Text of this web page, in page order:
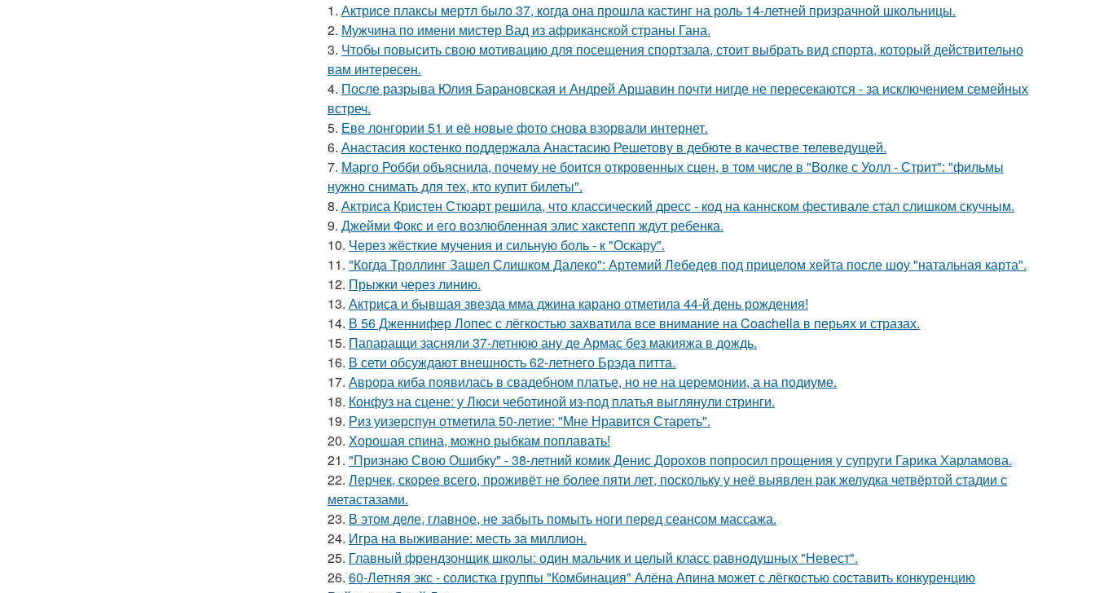
1. Актрисе плаксы мертл было 37, когда она прошла кастинг на роль 14-летней призрачной школьницы.
2. Мужчина по имени мистер Вад из африканской страны Гана.
3. Чтобы повысить свою мотивацию для посещения спортзала, стоит выбрать вид спорта, который действительно
вам интересен.
4. После разрыва Юлия Барановская и Андрей Аршавин почти нигде не пересекаются - за исключением семейных
встреч.
5. Еве лонгории 51 и её новые фото снова взорвали интернет.
6. Анастасия костенко поддержала Анастасию Решетову в дебюте в качестве телеведущей.
7. Марго Робби объяснила, почему не боится откровенных сцен, в том числе в "Волке с Уолл - Стрит": "фильмы
нужно снимать для тех, кто купит билеты".
8. Актриса Кристен Стюарт решила, что классический дресс - код на каннском фестивале стал слишком скучным.
9. Джейми Фокс и его возлюбленная элис хакстепп ждут ребенка.
10. Через жёсткие мучения и сильную боль - к "Оскару".
11. "Когда Троллинг Зашел Слишком Далеко": Артемий Лебедев под прицелом хейта после шоу "натальная карта".
12. Прыжки через линию.
13. Актриса и бывшая звезда мма джина карано отметила 44-й день рождения!
14. В 56 Дженнифер Лопес с лёгкостью захватила все внимание на Coachella в перьях и стразах.
15. Папарацци засняли 37-летнюю ану де Армас без макияжа в дождь.
16. В сети обсуждают внешность 62-летнего Брэда питта.
17. Аврора киба появилась в свадебном платье, но не на церемонии, а на подиуме.
18. Конфуз на сцене: у Люси чеботиной из-под платья выглянули стринги.
19. Риз уизерспун отметила 50-летие: "Мне Нравится Стареть".
20. Хорошая спина, можно рыбкам поплавать!
21. "Признаю Свою Ошибку" - 38-летний комик Денис Дорохов попросил прощения у супруги Гарика Харламова.
22. Лерчек, скорее всего, проживёт не более пяти лет, поскольку у неё выявлен рак желудка четвёртой стадии с
метастазами.
23. В этом деле, главное, не забыть помыть ноги перед сеансом массажа.
24. Игра на выживание: месть за миллион.
25. Главный френдзонщик школы: один мальчик и целый класс равнодушных "Невест".
26. 60-Летняя экс - солистка группы "Комбинация" Алёна Апина может с лёгкостью составить конкуренцию